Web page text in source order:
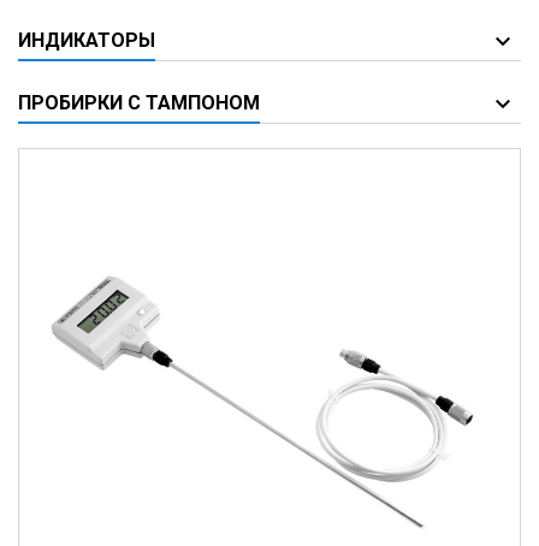
ИНДИКАТОРЫ
ПРОБИРКИ С ТАМПОНОМ